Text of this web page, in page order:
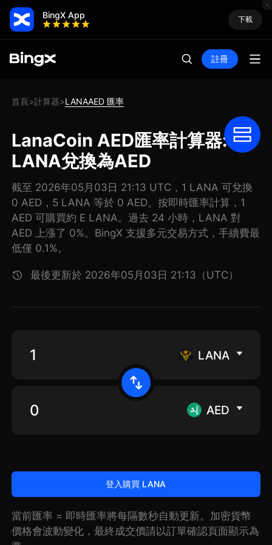
BingX App 下載
註冊
首頁>計算器>LANAAED 匯率
LanaCoin AED匯率計算器: 把
LANA兌換為AED
截至 2026年05月03日 21:13 UTC，1 LANA 可兌換
0 AED，5 LANA 等於 0 AED。按即時匯率計算，1
AED 可購買約 E LANA。過去 24 小時，LANA 對
AED 上漲了 0%。BingX 支援多元交易方式，手續費最
低僅 0.1%。
最後更新於 2026年05月03日 21:13（UTC）
LANA
AED
登入購買 LANA
當前匯率 = 即時匯率將每隔數秒自動更新。加密貨幣
價格會波動變化，最終成交價請以訂單確認頁面顯示為